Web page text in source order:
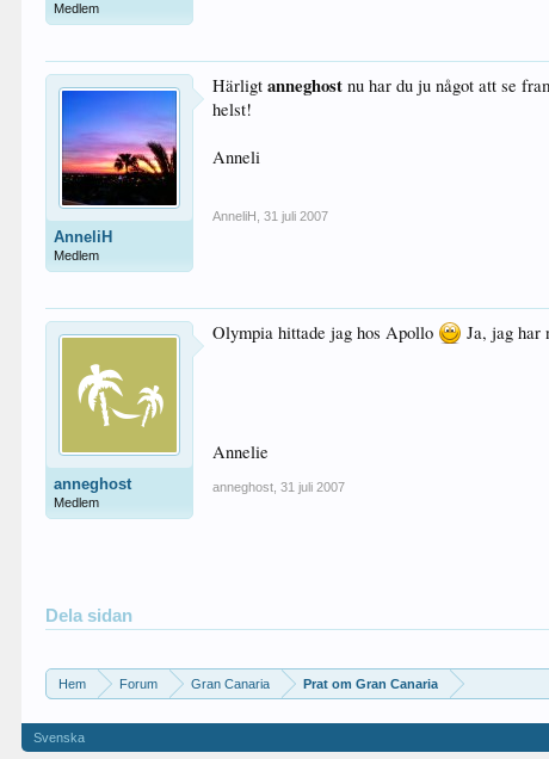
Medlem
AnneliH
Medlem
Härligtanneghost nu har du ju något att se
helst!
Anneli
AnneliH 31 juli 2007
anneghost
Medlem
Olympia hittade jag hos Apollo Ja, jag har
Annelie
anneghost 31 juli 2007
Dela sidan
Hem Forum Gran Canaria Prat om Gran Canaria
Svenska